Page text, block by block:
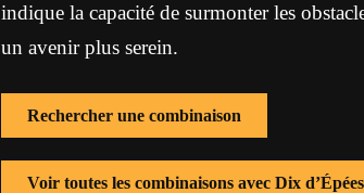
indique la capacité de surmonter les
un avenir plus serein.
Rechercher une combinaison
Voir toutes les combinaisons avec Dix d’Épées